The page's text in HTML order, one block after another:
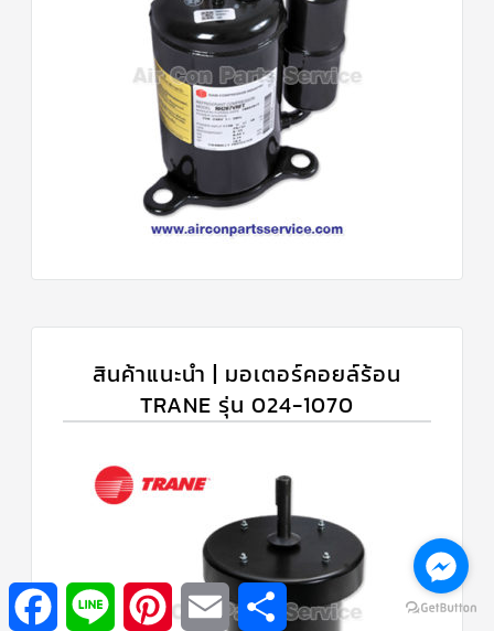
สินค้าแนะนำ | มอเตอร์คอยล์ร้อน
TRANE รุ่น 024-1070
Facebook Line Pinterest Email Share